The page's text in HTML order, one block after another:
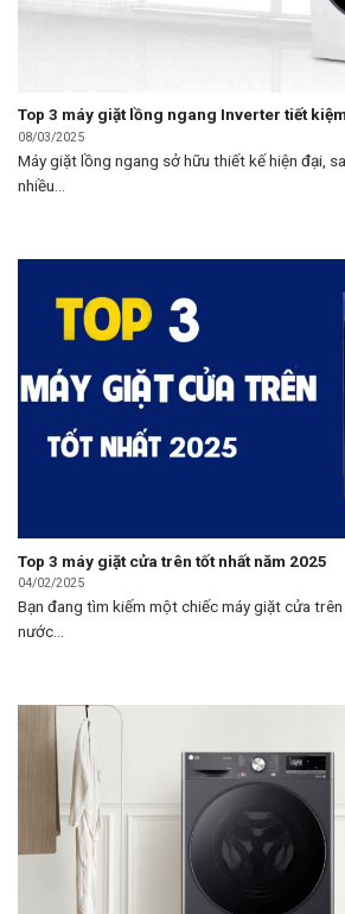
Top 3 máy giặt lồng ngang Inverter tiết
08/03/2025
Máy giặt lồng ngang sở hữu thiết kế hiện đại,
nhiều...
Top 3 máy giặt cửa trên tốt nhất năm 2025
04/02/2025
Bạn đang tìm kiếm một chiếc máy giặt cửa
nước...